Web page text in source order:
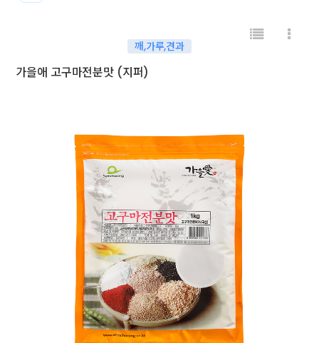
깨,가루,견과
가을애 고구마전분맛 (지퍼)